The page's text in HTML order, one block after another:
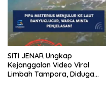
SITI JENAR Ungkap
Kejanggalan Video Viral
Limbah Tampora, Diduga